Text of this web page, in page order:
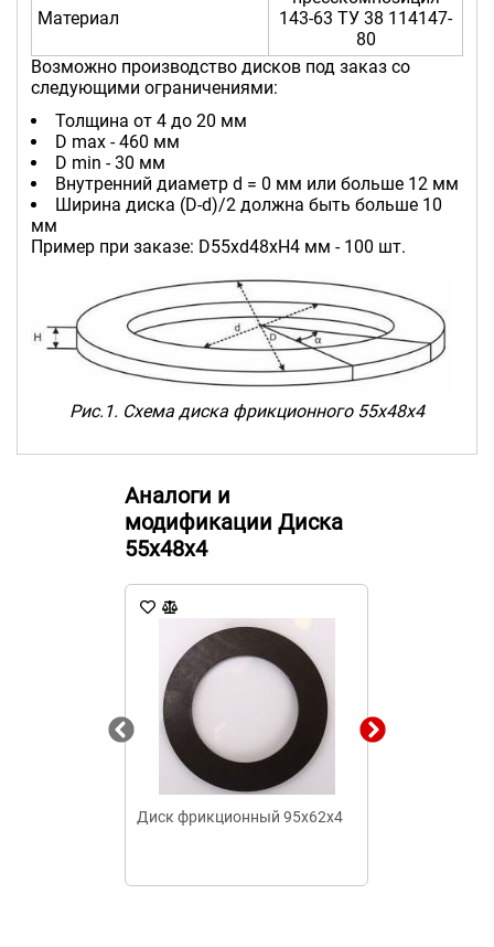
Материал
143-63 ТУ 38 114147-
80
Возможно производство дисков под заказ со
следующими ограничениями:
Толщина от 4 до 20 мм
D max - 460 мм
D min - 30 мм
Внутренний диаметр d = 0 мм или больше 12 мм
Ширина диска (D-d)/2 должна быть больше 10
мм
Пример при заказе: D55хd48хH4 мм - 100 шт.
Рис.1. Схема диска фрикционного 55х48х4
Аналоги и
модификации Диска
55х48х4
Диск фрикционный 95х62х4